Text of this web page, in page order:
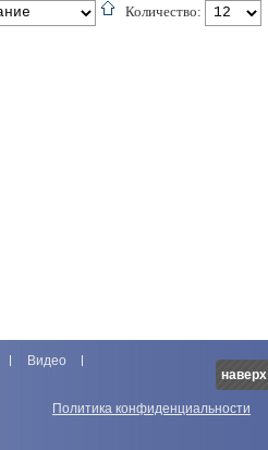
наверх
Количество:
Видео
Политика конфиденциальности